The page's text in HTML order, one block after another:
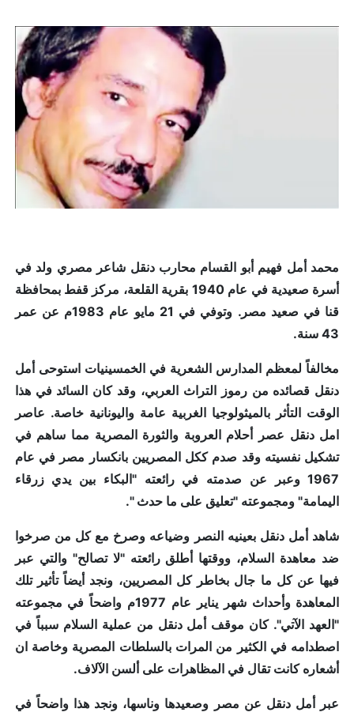
محمد أمل فهيم أبو القسام محارب دنقل شاعر مصري ولد في
أسرة صعيدية في عام 1940 بقرية القلعة، مركز قفط بمحافظة
قنا في صعيد مصر. وتوفي في 21 مايو عام 1983م عن عمر
43 سنة.
مخالفاً لمعظم المدارس الشعرية في الخمسينيات استوحى أمل
دنقل قصائده من رموز التراث العربي، وقد كان السائد في هذا
الوقت التأثر بالميثولوجيا الغربية عامة واليونانية خاصة. عاصر
امل دنقل عصر أحلام العروبة والثورة المصرية مما ساهم في
تشكيل نفسيته وقد صدم ككل المصريين بانكسار مصر في عام
1967 وعبر عن صدمته في رائعته "البكاء بين يدي زرقاء
اليمامة" ومجموعته "تعليق على ما حدث ".
شاهد أمل دنقل بعينيه النصر وضياعه وصرخ مع كل من صرخوا
ضد معاهدة السلام، ووقتها أطلق رائعته "لا تصالح" والتي عبر
فيها عن كل ما جال بخاطر كل المصريين، ونجد أيضاً تأثير تلك
المعاهدة وأحداث شهر يناير عام 1977م واضحاً في مجموعته
"العهد الآتي". كان موقف أمل دنقل من عملية السلام سبباً في
اصطدامه في الكثير من المرات بالسلطات المصرية وخاصة ان
أشعاره كانت تقال في المظاهرات على ألسن الآلاف.
عبر أمل دنقل عن مصر وصعيدها وناسها، ونجد هذا واضحاً في